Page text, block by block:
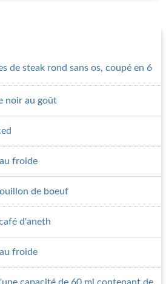
de steak rond sans os, coupé en 6
noir au goût
froide
de boeuf
d'aneth
froide